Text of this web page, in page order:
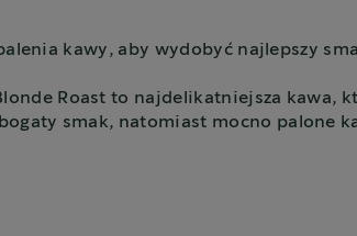
kawy, aby wydobyć najlepszy
Roast to najdelikatniejsza kawa,
smak, natomiast mocno palone